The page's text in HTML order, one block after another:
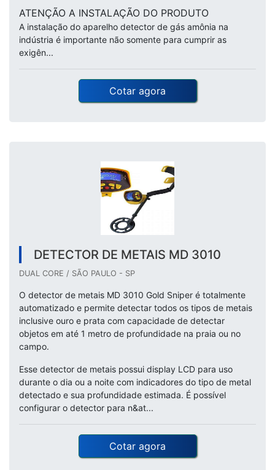
ATENÇÃO A INSTALAÇÃO DO PRODUTO
A instalação do aparelho detector de gás amônia na
indústria é importante não somente para cumprir as
exigên...
Cotar agora
DETECTOR DE METAIS MD 3010
DUAL CORE / SÃO PAULO - SP
O detector de metais MD 3010 Gold Sniper é totalmente
automatizado e permite detectar todos os tipos de metais
inclusive ouro e prata com capacidade de detectar
objetos em até 1 metro de profundidade na praia ou no
campo.
Esse detector de metais possui display LCD para uso
durante o dia ou a noite com indicadores do tipo de metal
detectado e sua profundidade estimada. É possível
configurar o detector para n&at...
Cotar agora